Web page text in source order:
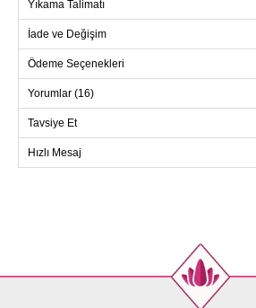
mevsim boyunca rahatlıkla giyebileceğiniz
Tesettür tasarımı ile dikkat çeken bu
temizleme ile temizlenmelidir. Parıltılı pul
hakim yaka ve astarlı yapısı ile konfor ve
sunar. Sırttan fermuarlı olan bu elbise,
kemerle tamamlanmıştır; kemer, beli sıkı
dikilmiş olup, orta kısmı ise serbest
bağlı olarak çıkarılabilir. Elastik bel ve
günlerinizde göz kamaştırın!
40
94
Yıkama Talimatı
İade ve Değişim
Ödeme Seçenekleri
Yorumlar (16)
Tavsiye Et
Hızlı Mesaj